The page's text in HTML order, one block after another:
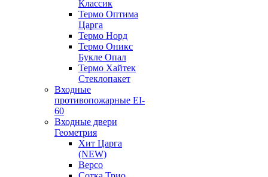
Классик
Термо Оптима
Царга
Термо Норд
Термо Оникс
Букле Опал
Термо Хайтек
Стеклопакет
Входные
противопожарные EI-
60
Входные двери
Геометрия
Хит Царга
(NEW)
Версо